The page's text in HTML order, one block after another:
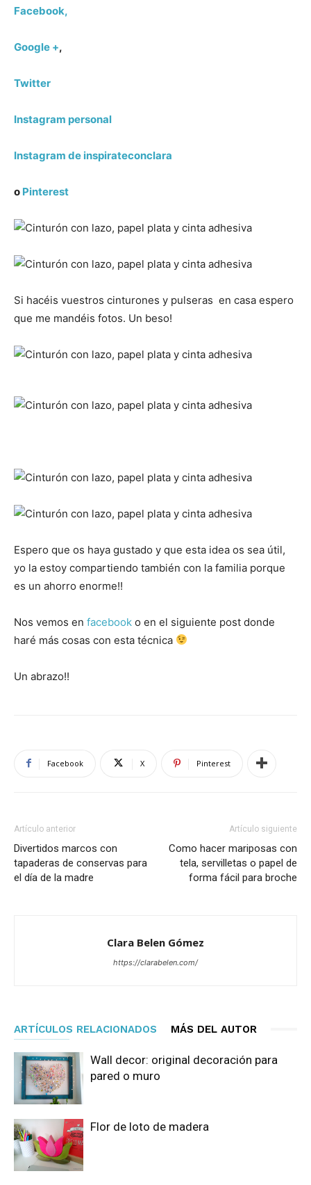
Facebook,
Google +,
Twitter
Instagram personal
Instagram de inspirateconclara
o Pinterest
Si hacéis vuestros cinturones y pulseras en casa espero
que me mandéis fotos. Un beso!
Espero que os haya gustado y que esta idea os sea útil,
yo la estoy compartiendo también con la familia porque
es un ahorro enorme!!
Nos vemos en facebook o en el siguiente post donde
haré más cosas con esta técnica
Un abrazo!!
Facebook X Pinterest
Artículo anterior
Divertidos marcos con
tapaderas de conservas para
el día de la madre
Artículo siguiente
Como hacer mariposas con
tela, servilletas o papel de
forma fácil para broche
Clara Belen Gómez
https://clarabelen.com/
ARTÍCULOS RELACIONADOS MÁS DEL AUTOR
Wall decor: original decoración para
pared o muro
Flor de loto de madera